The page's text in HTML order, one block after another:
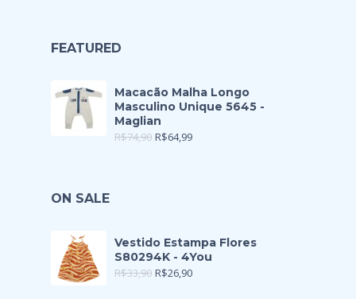
FEATURED
Macacão Malha Longo
Masculino Unique 5645 -
Maglian
R$74,90 R$64,99
ON SALE
Vestido Estampa Flores
S80294K - 4You
R$33,90 R$26,90